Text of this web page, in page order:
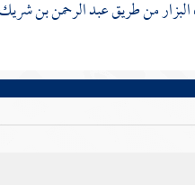
البزارمن طريقعبد الرحمن بن شريك